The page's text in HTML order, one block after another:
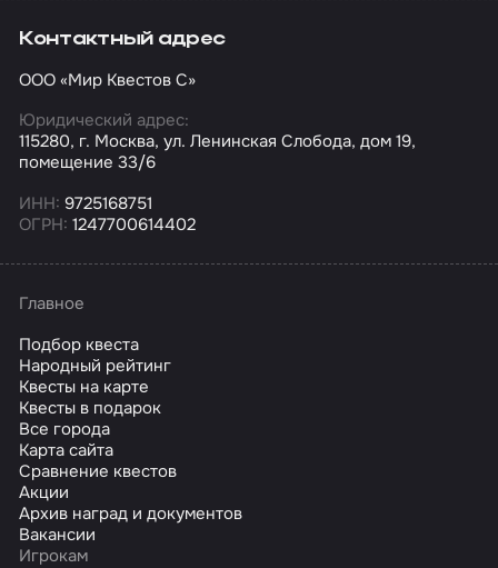
Контактный адрес
ООО «Мир Квестов С»
Юридический адрес:
115280, г. Москва, ул. Ленинская Слобода, дом 19,
помещение 33/6
ИНН: 9725168751
ОГРН: 1247700614402
Главное
Подбор квеста
Народный рейтинг
Квесты на карте
Квесты в подарок
Все города
Карта сайта
Сравнение квестов
Акции
Архив наград и документов
Вакансии
Игрокам